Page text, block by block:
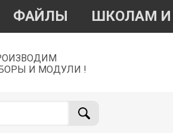
ФАЙЛЫ ШКОЛАМ
И МОДУЛИ !
По вопросам
+7 968 454 17 38